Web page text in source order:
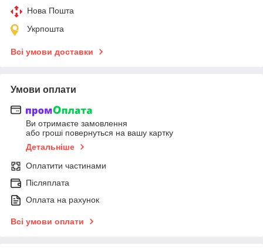
Нова Пошта
Укрпошта
Всі умови доставки
Умови оплати
Ви отримаєте замовлення
або гроші повернуться на вашу картку
Детальніше
Оплатити частинами
Післяплата
Оплата на рахунок
Всі умови оплати